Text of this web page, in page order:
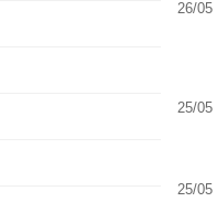
26/05
25/05
25/05